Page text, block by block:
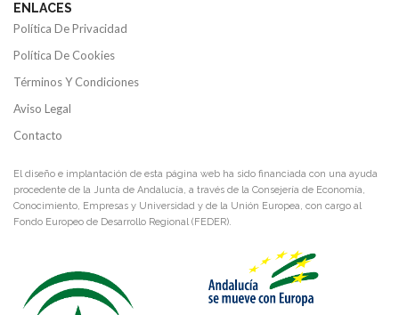
ENLACES
Política De Privacidad
Política De Cookies
Términos Y Condiciones
Aviso Legal
Contacto
El diseño e implantación de esta página web ha sido financiada con una ayuda
procedente de la Junta de Andalucía, a través de la Consejería de Economía,
Conocimiento, Empresas y Universidad y de la Unión Europea, con cargo al
Fondo Europeo de Desarrollo Regional (FEDER).